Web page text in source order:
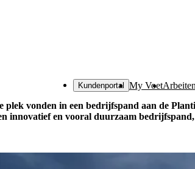
Kundenportal My Voet
vonden in een bedrijfspand aan de
en vooral duurzaam bedrijfspand,